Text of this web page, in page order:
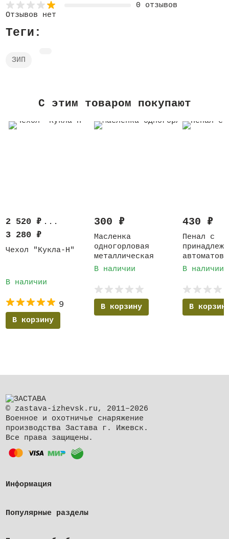
0 отзывов
Отзывов нет
Теги:
ЗИП
C этим товаром покупают
2 520 ₽ ...
3 280 ₽
Чехол "Кукла-Н"
В наличии
9
В корзину
300 ₽
Масленка
одногорловая
металлическая
В наличии
В корзину
430 ₽
Пенал с
предметов
В наличии
В
© zastava-izhevsk.ru, 2011–2026
Военное и охотничье снаряжение
производства Застава г. Ижевск.
Все права защищены.
Информация
Популярные разделы